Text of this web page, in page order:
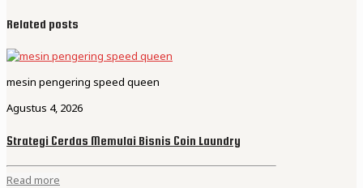
Related posts
mesin pengering speed queen
Agustus 4, 2026
Strategi Cerdas Memulai Bisnis Coin Laundry
Read more